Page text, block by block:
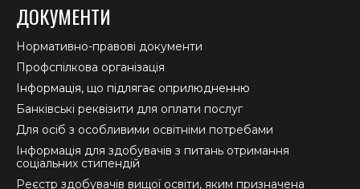
ДОКУМЕНТИ
Нормативно-правові документи
Профспілкова організація
Інформація, що підлягає оприлюдненню
Банківські реквізити для оплати послуг
Для осіб з особливими освітніми потребами
Інформація для здобувачів з питань отримання
соціальних стипендій
Реєстр здобувачів вищої освіти, яким призначена